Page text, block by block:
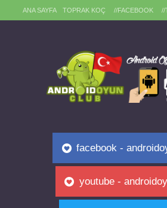
ANA SAYFA TOPRAK KOÇ //FACEBOOK //
facebook -
youtube -